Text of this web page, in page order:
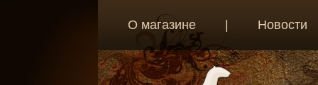
О магазине Новости